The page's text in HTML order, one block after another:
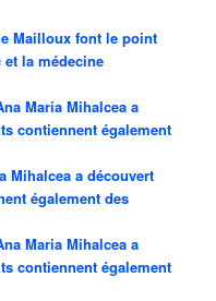
Mailloux font le point
et la médecine
Maria Mihalcea a
contiennent également
Mihalcea a découvert
également des
Maria Mihalcea a
contiennent également